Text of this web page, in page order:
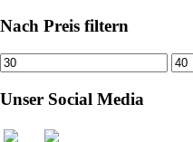
Nach Preis filtern
Unser Social Media